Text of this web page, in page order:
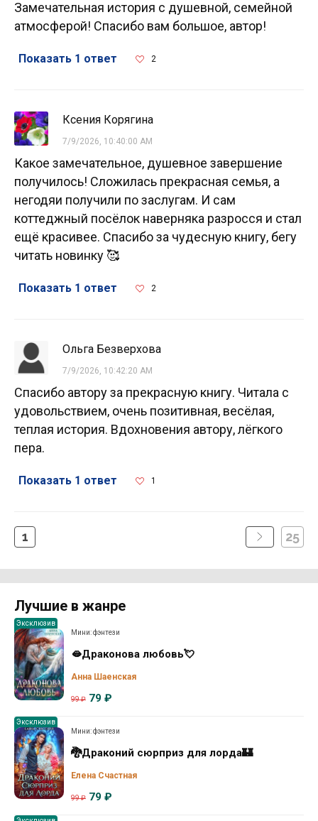
Замечательная история с душевной, семейной
атмосферой! Спасибо вам большое, автор!
Показать 1 ответ 2
Ксения Корягина
7/9/2026, 10:40:00 AM
Какое замечательное, душевное завершение
получилось! Сложилась прекрасная семья, а
негодяи получили по заслугам. И сам
коттеджный посёлок наверняка разросся и стал
ещё красивее. Спасибо за чудесную книгу, бегу
читать новинку 🥰
Показать 1 ответ 2
Ольга Безверхова
7/9/2026, 10:42:20 AM
Спасибо автору за прекрасную книгу. Читала с
удовольствием, очень позитивная, весёлая,
теплая история. Вдохновения автору, лёгкого
пера.
Показать 1 ответ 1
1 25
Лучшие в жанре
Эксклюзив
Мини: фэнтези
🫦Драконова любовь💘
Анна Шаенская
99 ₽ 79 ₽
Эксклюзив
Мини: фэнтези
🐉Драконий сюрприз для лорда🏰
Елена Счастная
99 ₽ 79 ₽